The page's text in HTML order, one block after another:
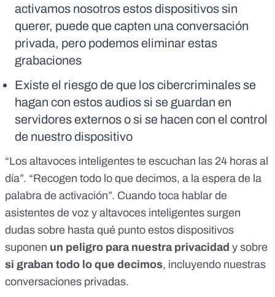
activamos nosotros estos dispositivos sin
querer, puede que capten una conversación
privada, pero podemos eliminar estas
grabaciones
Existe el riesgo de que los cibercriminales se
hagan con estos audios si se guardan en
servidores externos o si se hacen con el control
de nuestro dispositivo
“Los altavoces inteligentes te escuchan las 24 horas al
día”. “Recogen todo lo que decimos, a la espera de la
palabra de activación”. Cuando toca hablar de
asistentes de voz y altavoces inteligentes surgen
dudas sobre hasta qué punto estos dispositivos
suponen un peligro para nuestra privacidad y sobre
si graban todo lo que decimos, incluyendo nuestras
conversaciones privadas.